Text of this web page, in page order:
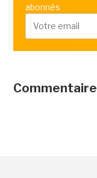
abonnés
Commentaire